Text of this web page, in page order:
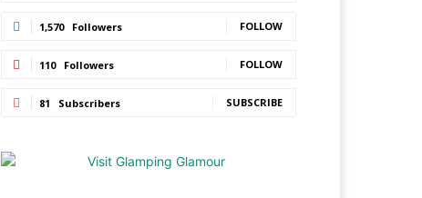
1,570 Followers FOLLOW
110 Followers FOLLOW
81 Subscribers SUBSCRIBE